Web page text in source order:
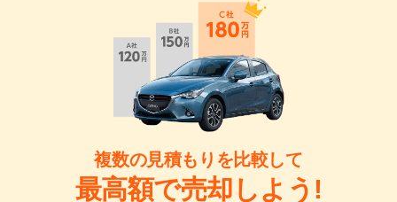
複数の見積もりを比較して
最高額で売却しよう!